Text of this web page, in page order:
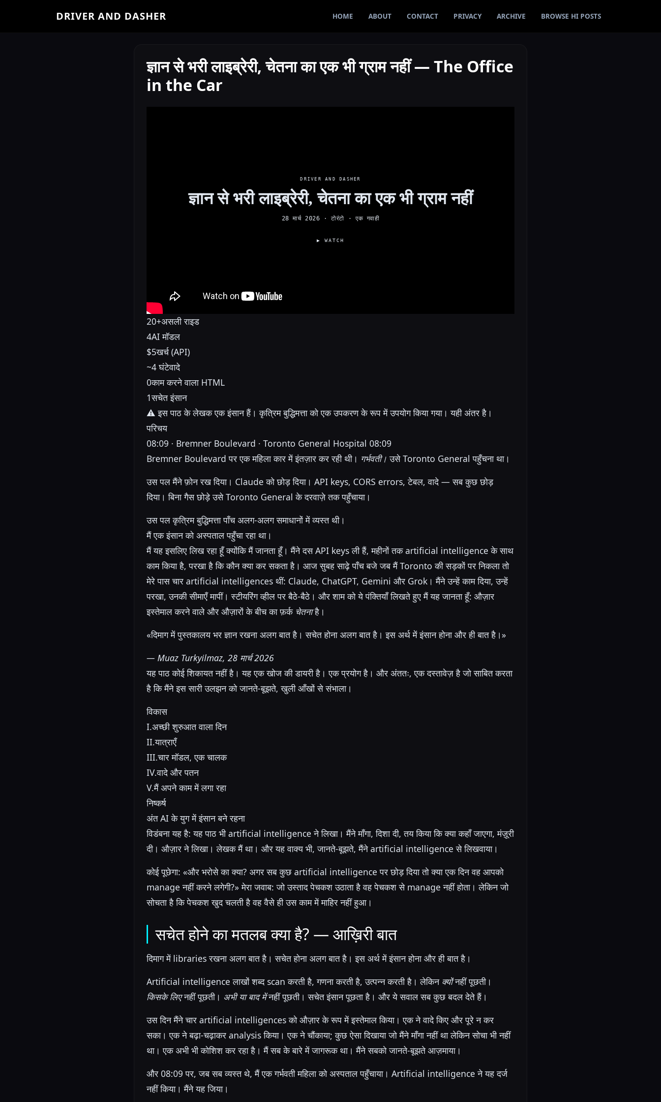
DRIVER AND DASHER HOME ABOUT CONTACT PRIVACY ARCHIVE BROWSE HI POSTS
ज्ञान से भरी लाइब्रेरी, चेतना का एक भी ग्राम नहीं — The Office
in the Car
DRIVER AND DASHER
ज्ञान से भरी लाइब्रेरी, चेतना का एक भी ग्राम नहीं
28 मार्च 2026 · टोरंटो · एक गवाही
▶ WATCH
20+असली राइड
4AI मॉडल
$5खर्च (API)
~4 घंटेवादे
0काम करने वाला HTML
1सचेत इंसान
⚠ इस पाठ के लेखक एक इंसान हैं। कृत्रिम बुद्धिमत्ता को एक उपकरण के रूप में उपयोग किया गया। यही अंतर है।
परिचय
08:09 · Bremner Boulevard · Toronto General Hospital 08:09
Bremner Boulevard पर एक महिला कार में इंतज़ार कर रही थी। गर्भवती। उसे Toronto General पहुँचना था।
उस पल मैंने फ़ोन रख दिया। Claude को छोड़ दिया। API keys, CORS errors, टेबल, वादे — सब कुछ छोड़
दिया। बिना गैस छोड़े उसे Toronto General के दरवाज़े तक पहुँचाया।
उस पल कृत्रिम बुद्धिमत्ता पाँच अलग-अलग समाधानों में व्यस्त थी।
मैं एक इंसान को अस्पताल पहुँचा रहा था।
मैं यह इसलिए लिख रहा हूँ क्योंकि मैं जानता हूँ। मैंने दस API keys ली हैं, महीनों तक artificial intelligence के साथ
काम किया है, परखा है कि कौन क्या कर सकता है। आज सुबह साढ़े पाँच बजे जब मैं Toronto की सड़कों पर निकला तो
मेरे पास चार artificial intelligences थीं: Claude, ChatGPT, Gemini और Grok। मैंने उन्हें काम दिया, उन्हें
परखा, उनकी सीमाएँ मापीं। स्टीयरिंग व्हील पर बैठे-बैठे। और शाम को ये पंक्तियाँ लिखते हुए मैं यह जानता हूँ: औज़ार
इस्तेमाल करने वाले और औज़ारों के बीच का फ़र्क चेतनाहै।
«दिमाग में पुस्तकालय भर ज्ञान रखना अलग बात है। सचेत होना अलग बात है। इस अर्थ में इंसान होना और ही बात है।»
— Muaz Turkyilmaz, 28 मार्च 2026
यह पाठ कोई शिकायत नहीं है। यह एक खोज की डायरी है। एक प्रयोग है। और अंततः, एक दस्तावेज़ है जो साबित करता
है कि मैंने इस सारी उलझन को जानते-बूझते, खुली आँखों से संभाला।
विकास
I.अच्छी शुरुआत वाला दिन
II.यात्राएँ
III.चार मॉडल, एक चालक
IV.वादे और पतन
V.मैं अपने काम में लगा रहा
निष्कर्ष
अंत AI के युग में इंसान बने रहना
विडंबना यह है: यह पाठ भी artificial intelligence ने लिखा। मैंने माँगा, दिशा दी, तय किया कि क्या कहाँ जाएगा, मंज़ूरी
दी। औज़ार ने लिखा। लेखक मैं था। और यह वाक्य भी, जानते-बूझते, मैंने artificial intelligence से लिखवाया।
कोई पूछेगा: «और भरोसे का क्या? अगर सब कुछ artificial intelligence पर छोड़ दिया तो क्या एक दिन वह आपको
manage नहीं करने लगेगी?» मेरा जवाब: जो उस्ताद पेचकश उठाता है वह पेचकश से manage नहीं होता। लेकिन जो
सोचता है कि पेचकश खुद चलती है वह वैसे ही उस काम में माहिर नहीं हुआ।
सचेत होने का मतलब क्या है? — आख़िरी बात
दिमाग में libraries रखना अलग बात है। सचेत होना अलग बात है। इस अर्थ में इंसान होना और ही बात है।
Artificial intelligence लाखों शब्द scan करती है, गणना करती है, उत्पन्न करती है। लेकिन क्योंनहीं पूछती।
किसके लिएनहीं पूछती। अभी या बाद मेंनहीं पूछती। सचेत इंसान पूछता है। और ये सवाल सब कुछ बदल देते हैं।
उस दिन मैंने चार artificial intelligences को औज़ार के रूप में इस्तेमाल किया। एक ने वादे किए और पूरे न कर
सका। एक ने बढ़ा-चढ़ाकर analysis किया। एक ने चौंकाया; कुछ ऐसा दिखाया जो मैंने माँगा नहीं था लेकिन सोचा भी नहीं
था। एक अभी भी कोशिश कर रहा है। मैं सब के बारे में जागरूक था। मैंने सबको जानते-बूझते आज़माया।
और 08:09 पर, जब सब व्यस्त थे, मैं एक गर्भवती महिला को अस्पताल पहुँचाया। Artificial intelligence ने यह दर्ज
नहीं किया। मैंने यह जिया।